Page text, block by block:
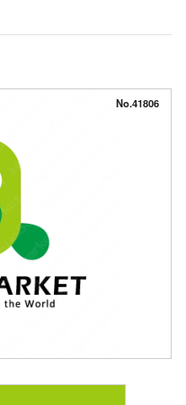
No.41806